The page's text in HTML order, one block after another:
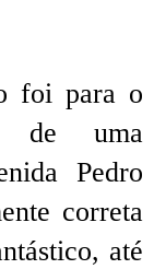
para o
de uma
Pedro
correta
até